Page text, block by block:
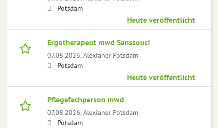
Potsdam
Heute veröffentlicht
Ergotherapeut mwd Sanssouci
07.08.2026,Alexianer Potsdam
Potsdam
Heute veröffentlicht
Pflegefachperson mwd
07.08.2026,Alexianer Potsdam
Potsdam